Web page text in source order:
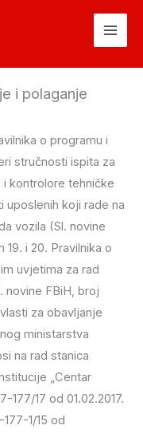
i polaganje
o programu i
stručnosti ispita za
kontrolore tehničke
uposlenih koji rade na
vozila (Sl. novine
19. i 20. Pravilnika o
uvjetima za rad
novine FBiH, broj
za obavljanje
ministarstva
na rad stanica
„Centar
177/17 od 01.02.2017.
1/15 od